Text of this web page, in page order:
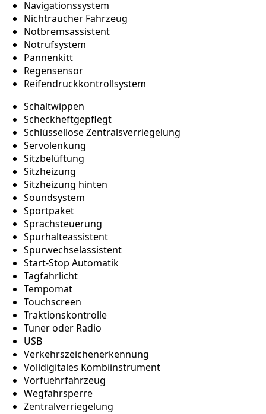
Navigationssystem
Nichtraucher Fahrzeug
Notbremsassistent
Notrufsystem
Pannenkitt
Regensensor
Reifendruckkontrollsystem
Schaltwippen
Scheckheftgepflegt
Schlüssellose Zentralsverriegelung
Servolenkung
Sitzbelüftung
Sitzheizung
Sitzheizung hinten
Soundsystem
Sportpaket
Sprachsteuerung
Spurhalteassistent
Spurwechselassistent
Start-Stop Automatik
Tagfahrlicht
Tempomat
Touchscreen
Traktionskontrolle
Tuner oder Radio
USB
Verkehrszeichenerkennung
Volldigitales Kombiinstrument
Vorfuehrfahrzeug
Wegfahrsperre
Zentralverriegelung